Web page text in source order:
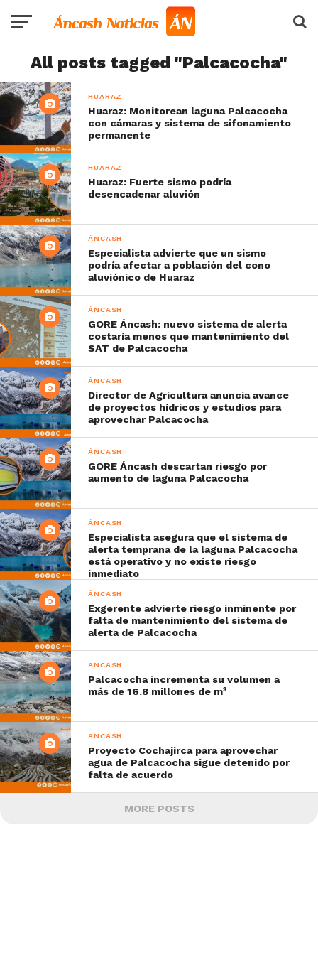
All posts tagged "Palcacocha"
HUARAZ
Huaraz: Monitorean laguna Palcacocha
con cámaras y sistema de sifonamiento
permanente
HUARAZ
Huaraz: Fuerte sismo podría
desencadenar aluvión
ÁNCASH
Especialista advierte que un sismo
podría afectar a población del cono
aluviónico de Huaraz
ÁNCASH
GORE Áncash: nuevo sistema de alerta
costaría menos que mantenimiento del
SAT de Palcacocha
ÁNCASH
Director de Agricultura anuncia avance
de proyectos hídricos y estudios para
aprovechar Palcacocha
ÁNCASH
GORE Áncash descartan riesgo por
aumento de laguna Palcacocha
ÁNCASH
Especialista asegura que el sistema de
alerta temprana de la laguna Palcacocha
está operativo y no existe riesgo
inmediato
ÁNCASH
Exgerente advierte riesgo inminente por
falta de mantenimiento del sistema de
alerta de Palcacocha
ÁNCASH
Palcacocha incrementa su volumen a
más de 16.8 millones de m³
ÁNCASH
Proyecto Cochajirca para aprovechar
agua de Palcacocha sigue detenido por
falta de acuerdo
MORE POSTS